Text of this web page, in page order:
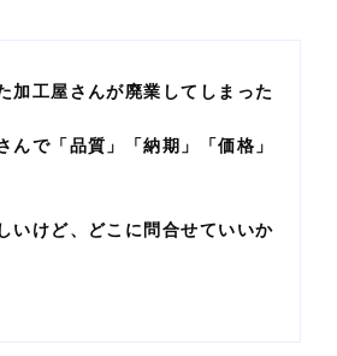
加工屋さんが廃業してしまった
んで「品質」「納期」「価格」
いけど、どこに問合せていいか